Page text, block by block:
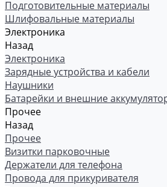
Подготовительные материалы
Шлифовальные материалы
Электроника
Назад
Электроника
Зарядные устройства и кабели
Наушники
Батарейки и внешние
Прочее
Назад
Прочее
Визитки парковочные
Держатели для телефона
Провода для прикуривателя